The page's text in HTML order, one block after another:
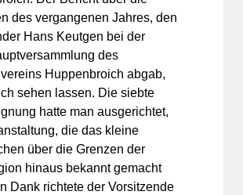
des vergangenen Jahres, den
Hans Keutgen bei der
des
Huppenbroich abgab,
sehen lassen. Die siebte
hatte man ausgerichtet,
die das kleine
über die Grenzen der
hinaus bekannt gemacht
Dank richtete der Vorsitzende